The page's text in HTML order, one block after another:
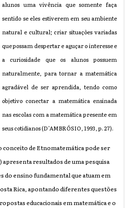
alunos uma vivência que somente faça
sentido se eles estiverem em seu ambiente
natural e cultural; criar situações variadas
que possam despertar e aguçar o interesse e
a curiosidade que os alunos possuem
naturalmente, para tornar a matemática
agradável de ser aprendida, tendo como
objetivo conectar a matemática ensinada
nas escolas com a matemática presente em
seus cotidianos (D’AMBRÓSIO, 1993, p. 27).
de Etnomatemática pode ser
apresenta resultados de uma pesquisa
do ensino fundamental que atuam em
Rica, apontando diferentes questões
educacionais em matemática e o